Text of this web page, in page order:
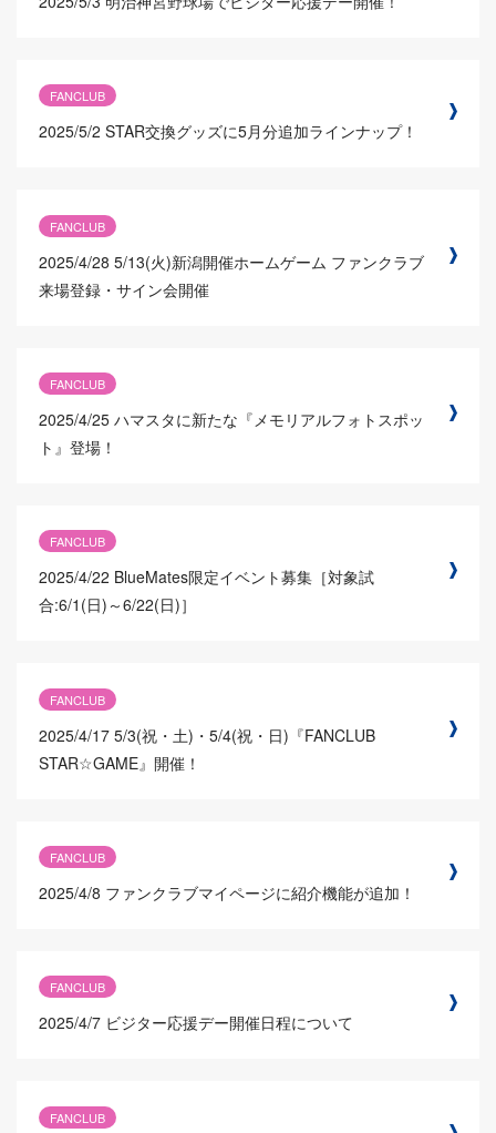
FANCLUB
2025/5/2 STAR交換グッズに5月分追加ラインナップ！
FANCLUB
2025/4/28 5/13(火)新潟開催ホームゲーム ファンクラブ
来場登録・サイン会開催
FANCLUB
2025/4/25 ハマスタに新たな『メモリアルフォトスポッ
ト』登場！
FANCLUB
2025/4/22 BlueMates限定イベント募集［対象試
合:6/1(日)～6/22(日)］
FANCLUB
2025/4/17 5/3(祝・土)・5/4(祝・日)『FANCLUB
STAR☆GAME』開催！
FANCLUB
2025/4/8 ファンクラブマイページに紹介機能が追加！
FANCLUB
2025/4/7 ビジター応援デー開催日程について
FANCLUB